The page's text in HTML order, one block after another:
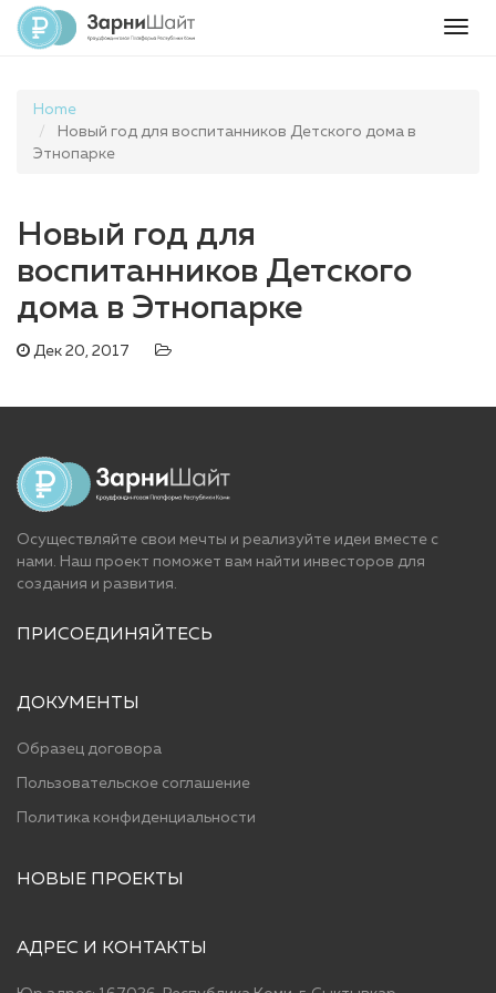
Home
Новый год для воспитанников Детского дома в
Этнопарке
Новый год для
воспитанников Детского
дома в Этнопарке
Дек 20, 2017
Осуществляйте свои мечты и реализуйте идеи вместе с
нами. Наш проект поможет вам найти инвесторов для
cоздания и развития.
ПРИСОЕДИНЯЙТЕСЬ
ДОКУМЕНТЫ
Образец договора
Пользовательское соглашение
Политика конфиденциальности
НОВЫЕ ПРОЕКТЫ
АДРЕС И КОНТАКТЫ